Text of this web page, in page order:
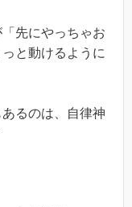
先にやっちゃお
と動けるように
るのは、自律神